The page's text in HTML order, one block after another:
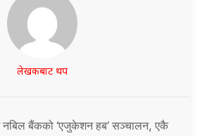
लेखकबाट थप
नबिल बैंकको ‘एजुकेशन हब’ सञ्चालन, एकै